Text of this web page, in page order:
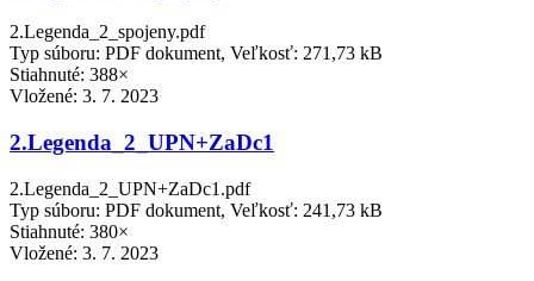
2.Legenda_2_spojeny.pdf
Typ súboru: PDF dokument, Veľkosť: 271,73 kB
Stiahnuté: 388×
Vložené: 3. 7. 2023
2.Legenda_2_UPN+ZaDc1
2.Legenda_2_UPN+ZaDc1.pdf
Typ súboru: PDF dokument, Veľkosť: 241,73 kB
Stiahnuté: 380×
Vložené: 3. 7. 2023